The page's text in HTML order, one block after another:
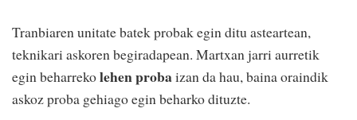
Tranbiaren unitate batek probak egin ditu asteartean,
teknikari askoren begiradapean. Martxan jarri aurretik
egin beharrekolehen probaizan da hau, baina oraindik
askoz proba gehiago egin beharko dituzte.